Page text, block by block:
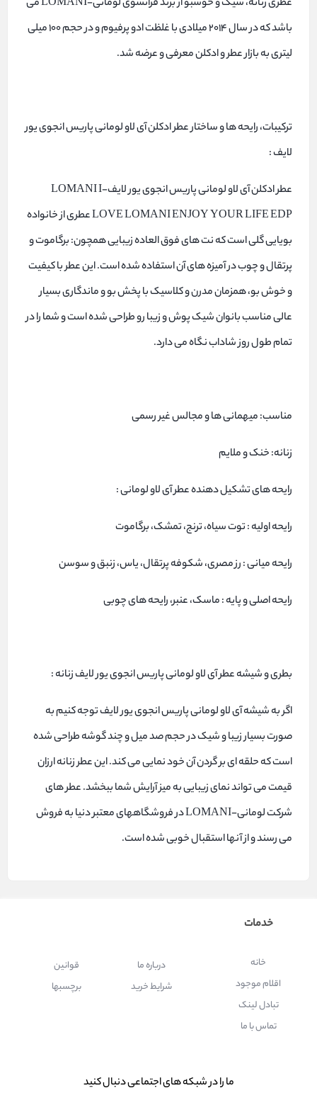
عطری زنانه، شیک و خوشبو از برند فرانسوی لومانی-LOMANI می
باشد که در سال ۲۰۱۴ میلادی با غلظت ادو پرفیوم و در حجم ۱۰۰ میلی
لیتری به بازار عطر و ادکلن معرفی و عرضه شد.
ترکیبات، رایحه ها و ساختار عطر ادکلن آی لاو لومانی پاریس انجوی یور
لایف :
عطر ادکلن آی لاو لومانی پاریس انجوی یور لایف-LOMANI I
LOVE LOMANI ENJOY YOUR LIFE EDP عطری از خانواده
بویایی گلی است که نت های فوق العاده زیبایی همچون: برگاموت و
پرتقال و چوب در آمیزه های آن استفاده شده است. این عطر با کیفیت
و خوش بو، همزمان مدرن و کلاسیک با پخش بو و ماندگاری بسیار
عالی مناسب بانوان شیک پوش و زیبا رو طراحی شده است و شما را در
تمام طول روز شاداب نگاه می دارد.
مناسب: میهمانی ها و مجالس غیر رسمی
زنانه: خنک و ملایم
رایحه های تشکیل دهنده عطر آی لاو لومانی :
رایحه اولیه : توت سیاه، ترنج، تمشک، برگاموت
رایحه میانی : رز مصری، شکوفه پرتقال، یاس، زنبق و سوسن
رایحه اصلی و پایه : ماسک، عنبر، رایحه های چوبی
بطری و شیشه عطر آی لاو لومانی پاریس انجوی یور لایف زنانه :
اگر به شیشه آی لاو لومانی پاریس انجوی یور لایف توجه کنیم به
صورت بسیار زیبا و شیک در حجم صد میل و چند گوشه طراحی شده
است که حلقه ای بر گردن آن خود نمایی می کند. این عطر زنانه ارزان
قیمت می تواند نمای زیبایی به میز آرایش شما ببخشد. عطر های
شرکت لومانی-LOMANI در فروشگاههای معتبر دنیا به فروش
می رسند و از آنها استقبال خوبی شده است.
خدمات
خانه
اقلام موجود
تبادل لینک
تماس با ما
درباره ما
شرایط خرید
قوانین
برچسبها
ما را در شبكه های اجتماعی دنبال کنید